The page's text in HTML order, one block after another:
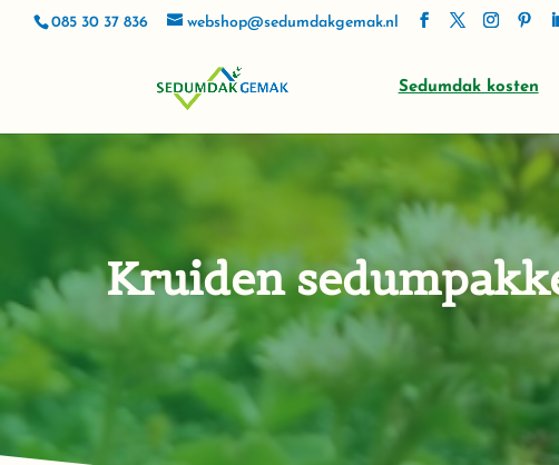
085 30 37 836 webshop@sedumdakgemak.nl
Sedumdak kosten
Kruiden